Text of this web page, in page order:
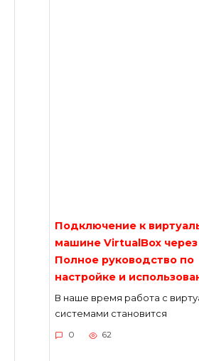
Подключение к
машине VirtualBox через
Полное руководство по
настройке и
В наше время работа с
системами становится
0 62